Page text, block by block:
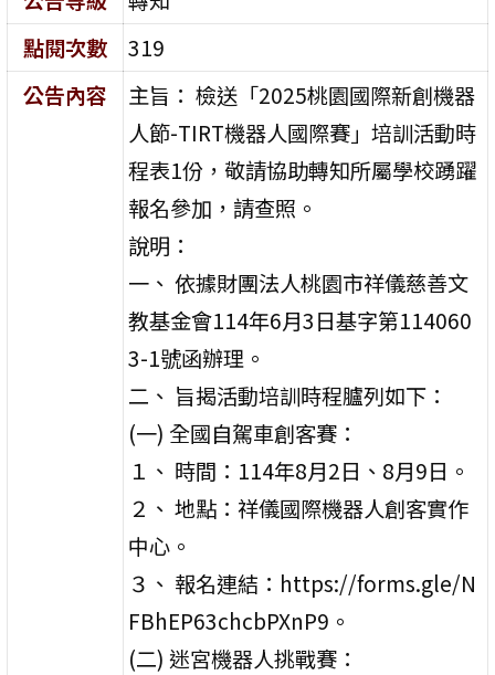
點閱次數
319
公告內容
主旨： 檢送「2025桃園國際新創機器
人節-TIRT機器人國際賽」培訓活動時
程表1份，敬請協助轉知所屬學校踴躍
報名參加，請查照。
說明：
一、 依據財團法人桃園市祥儀慈善文
教基金會114年6月3日基字第114060
3-1號函辦理。
二、 旨揭活動培訓時程臚列如下：
(一) 全國自駕車創客賽：
１、 時間：114年8月2日、8月9日。
２、 地點：祥儀國際機器人創客實作
中心。
３、 報名連結：https://forms.gle/N
FBhEP63chcbPXnP9。
(二) 迷宮機器人挑戰賽：